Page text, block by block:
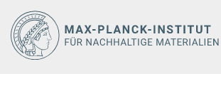
Hauptinhalt